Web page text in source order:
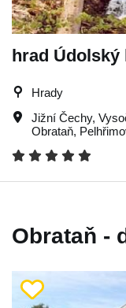
hrad Údolský
Hrady
Jižní Čechy,
Obrataň,
Obrataň -